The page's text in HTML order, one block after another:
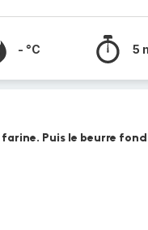
- °C 5
Puis le beurre